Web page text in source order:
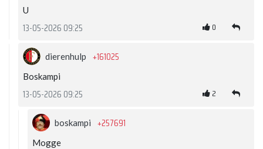
U
13-05-2026 09:25 0
dierenhulp +161025
Boskampi
13-05-2026 09:25 2
boskampi +257691
Mogge